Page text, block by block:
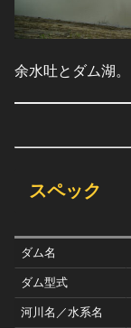
余水吐とダム湖。
スペック
ダム名
ダム型式
河川名／水系名